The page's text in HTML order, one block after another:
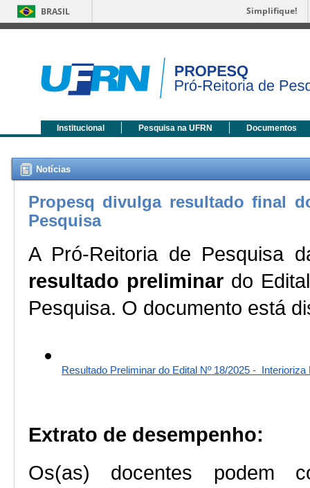
BRASIL Simplifique!
Institucional Pesquisa na UFRN Documentos
Notícias
Propesq divulga resultado final
Pesquisa
resultado preliminar do Edital
Pesquisa. O documento está
Resultado Preliminar do Edital Nº 18/2025 -
Extrato de desempenho:
Os(as) docentes podem